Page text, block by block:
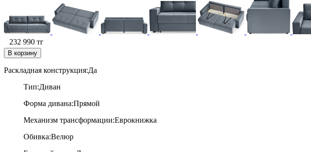
232 990 тг
В корзину
Раскладная конструкция:Да
Тип:Диван
Форма дивана:Прямой
Механизм трансформации:Еврокнижка
Обивка:Велюр